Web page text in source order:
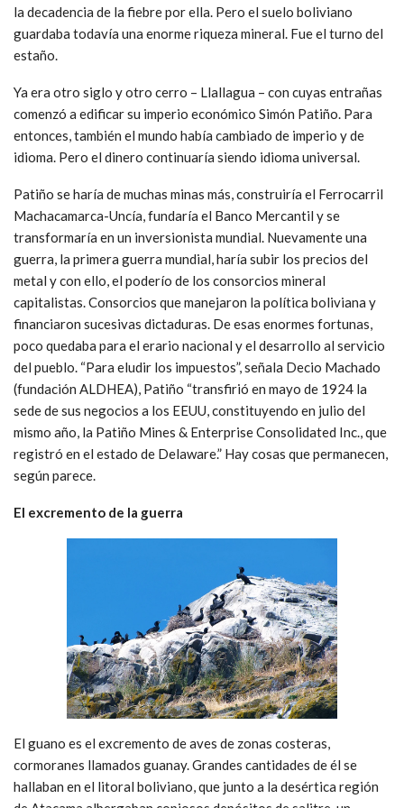
la decadencia de la fiebre por ella. Pero el suelo boliviano
guardaba todavía una enorme riqueza mineral. Fue el turno del
estaño.
Ya era otro siglo y otro cerro – Llallagua – con cuyas entrañas
comenzó a edificar su imperio económico Simón Patiño. Para
entonces, también el mundo había cambiado de imperio y de
idioma. Pero el dinero continuaría siendo idioma universal.
Patiño se haría de muchas minas más, construiría el Ferrocarril
Machacamarca-Uncía, fundaría el Banco Mercantil y se
transformaría en un inversionista mundial. Nuevamente una
guerra, la primera guerra mundial, haría subir los precios del
metal y con ello, el poderío de los consorcios mineral
capitalistas. Consorcios que manejaron la política boliviana y
financiaron sucesivas dictaduras. De esas enormes fortunas,
poco quedaba para el erario nacional y el desarrollo al servicio
del pueblo. “Para eludir los impuestos”, señala Decio Machado
(fundación ALDHEA), Patiño “transfirió en mayo de 1924 la
sede de sus negocios a los EEUU, constituyendo en julio del
mismo año, la Patiño Mines & Enterprise Consolidated Inc., que
registró en el estado de Delaware.” Hay cosas que permanecen,
según parece.
El excremento de la guerra
El guano es el excremento de aves de zonas costeras,
cormoranes llamados guanay. Grandes cantidades de él se
hallaban en el litoral boliviano, que junto a la desértica región